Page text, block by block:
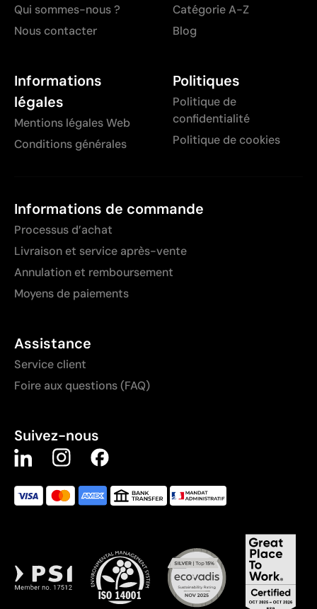
Qui sommes-nous ?
Nous contacter
Catégorie A-Z
Blog
Informations
légales
Mentions légales Web
Conditions générales
Politiques
Politique de
confidentialité
Politique de cookies
Informations de commande
Processus d’achat
Livraison et service après-vente
Annulation et remboursement
Moyens de paiements
Assistance
Service client
Foire aux questions (FAQ)
Suivez-nous